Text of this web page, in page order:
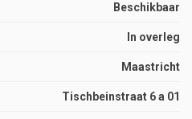
Beschikbaar
In overleg
Maastricht
Tischbeinstraat 6 a 01